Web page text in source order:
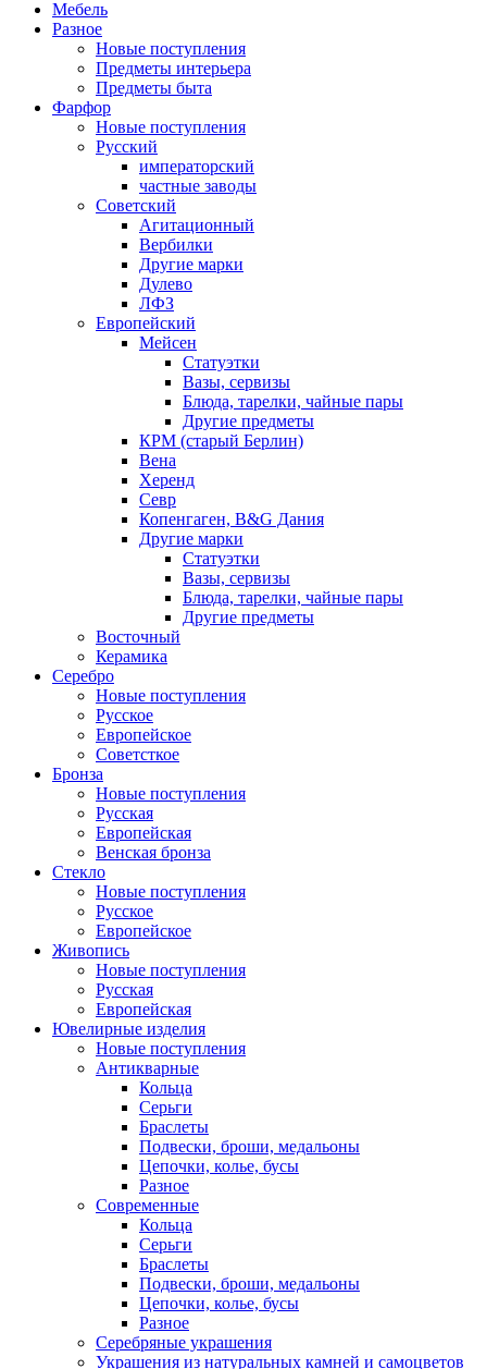
Мебель
Разное
Новые поступления
Предметы интерьера
Предметы быта
Фарфор
Новые поступления
Русский
императорский
частные заводы
Советский
Агитационный
Вербилки
Другие марки
Дулево
ЛФЗ
Европейский
Мейсен
Статуэтки
Вазы, сервизы
Блюда, тарелки, чайные пары
Другие предметы
КРМ (старый Берлин)
Вена
Херенд
Севр
Копенгаген, B&G Дания
Другие марки
Статуэтки
Вазы, сервизы
Блюда, тарелки, чайные пары
Другие предметы
Восточный
Керамика
Серебро
Новые поступления
Русское
Европейское
Советсткое
Бронза
Новые поступления
Русская
Европейская
Венская бронза
Стекло
Новые поступления
Русское
Европейское
Живопись
Новые поступления
Русская
Европейская
Ювелирные изделия
Новые поступления
Антикварные
Кольца
Серьги
Браслеты
Подвески, броши, медальоны
Цепочки, колье, бусы
Разное
Современные
Кольца
Серьги
Браслеты
Подвески, броши, медальоны
Цепочки, колье, бусы
Разное
Серебряные украшения
Украшения из натуральных камней и самоцветов